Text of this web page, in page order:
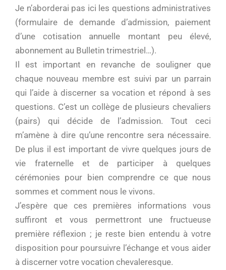
Je n’aborderai pas ici les questions administratives
(formulaire de demande d’admission, paiement
d’une cotisation annuelle montant peu élevé,
abonnement au Bulletin trimestriel…).
Il est important en revanche de souligner que
chaque nouveau membre est suivi par un parrain
qui l’aide à discerner sa vocation et répond à ses
questions. C’est un collège de plusieurs chevaliers
(pairs) qui décide de l’admission. Tout ceci
m’amène à dire qu’une rencontre sera nécessaire.
De plus il est important de vivre quelques jours de
vie fraternelle et de participer à quelques
cérémonies pour bien comprendre ce que nous
sommes et comment nous le vivons.
J’espère que ces premières informations vous
suffiront et vous permettront une fructueuse
première réflexion ; je reste bien entendu à votre
disposition pour poursuivre l’échange et vous aider
à discerner votre vocation chevaleresque.